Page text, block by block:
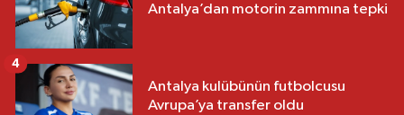
Antalya’dan motorin zammına tepki
Antalya kulübünün futbolcusu
Avrupa’ya transfer oldu
4